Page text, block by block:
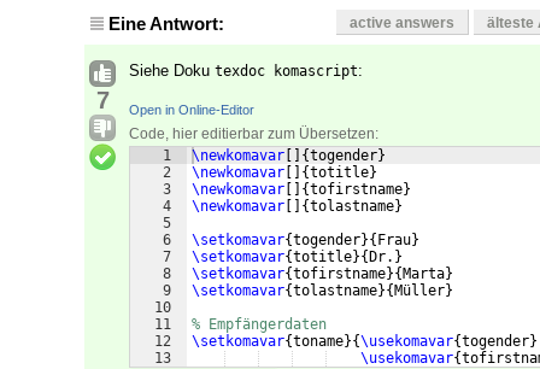
Eine Antwort: active answers älteste
7
Siehe Doku texdoc komascript:
Open in Online-Editor
Code, hier editierbar zum Übersetzen:
1
2
3
4
5
6
7
8
9
10
11
12
13
\newkomavar {togender}
\newkomavar
{totitle}
\newkomavar
{tofirstname}
\newkomavar
{tolastname}
\setkomavar{togender}{ Frau}
\setkomavar{totitle}{ Dr. }
\setkomavar{tofirstname}{ Marta}
\setkomavar{tolastname}{ Müller}
% Empfängerdaten
\setkomavar{toname}{\usekomavar{togender}
\usekomavar{